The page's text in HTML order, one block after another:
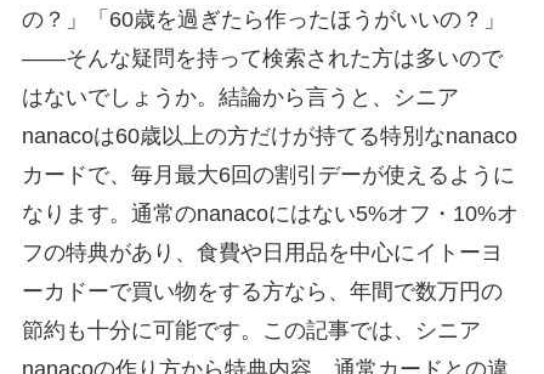
の？」「60歳を過ぎたら作ったほうがいいの？」
――そんな疑問を持って検索された方は多いので
はないでしょうか。結論から言うと、シニア
nanacoは60歳以上の方だけが持てる特別なnanaco
カードで、毎月最大6回の割引デーが使えるように
なります。通常のnanacoにはない5%オフ・10%オ
フの特典があり、食費や日用品を中心にイトーヨ
ーカドーで買い物をする方なら、年間で数万円の
節約も十分に可能です。この記事では、シニア
nanacoの作り方から特典内容、通常カードとの違